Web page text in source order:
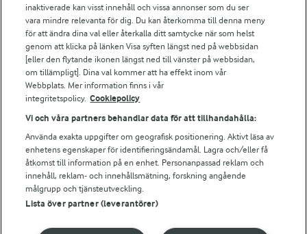
Arla webbshop
Bildbank
Följ oss
© 2026 Arla Foods
inaktiverade kan visst innehåll och vissa annonser som du ser
vara mindre relevanta för dig. Du kan återkomma till denna meny
för att ändra dina val eller återkalla ditt samtycke när som helst
genom att klicka på länken Visa syften längst ned på webbsidan
[eller den flytande ikonen längst ned till vänster på webbsidan,
om tillämpligt]. Dina val kommer att ha effekt inom vår
Webbplats. Mer information finns i vår
integritetspolicy. Cookiepolicy
Vi och våra partners behandlar data för att tillhandahålla:
Använda exakta uppgifter om geografisk positionering. Aktivt läsa av
enhetens egenskaper för identifieringsändamål. Lagra och/eller få
åtkomst till information på en enhet. Personanpassad reklam och
innehåll, reklam- och innehållsmätning, forskning angående
målgrupp och tjänsteutveckling.
Lista över partner (leverantörer)